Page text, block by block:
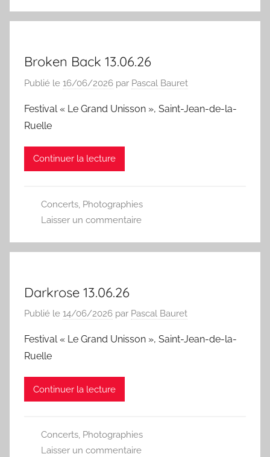
Broken Back 13.06.26
Publié le 16/06/2026 par Pascal Bauret
Festival « Le Grand Unisson », Saint-Jean-de-la-
Ruelle
Continuer la lecture
Concerts, Photographies
Laisser un commentaire
Darkrose 13.06.26
Publié le 14/06/2026 par Pascal Bauret
Festival « Le Grand Unisson », Saint-Jean-de-la-
Ruelle
Continuer la lecture
Concerts, Photographies
Laisser un commentaire